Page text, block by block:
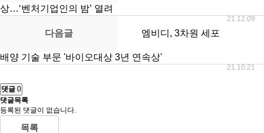
상…‘벤처기업인의 밤’ 열려
21.12.09
다음글 엠비디, 3차원 세포
배양 기술 부문 '바이오대상 3년 연속상'
21.10.21
댓글 0
댓글목록
등록된 댓글이 없습니다.
목록